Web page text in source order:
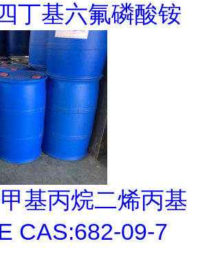
丁基六氟磷酸铵
基丙烷二烯丙基
CAS:682-09-7